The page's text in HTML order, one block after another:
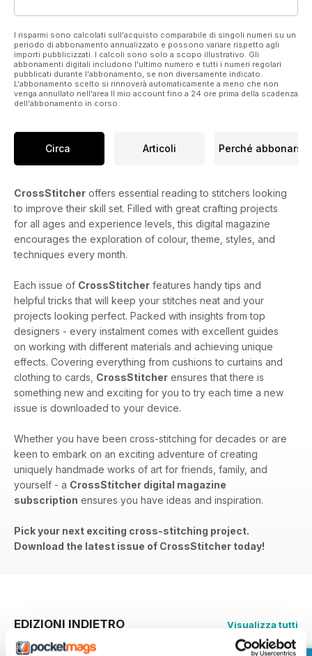
I risparmi sono calcolati sull'acquisto comparabile di singoli numeri su un
periodo di abbonamento annualizzato e possono variare rispetto agli
importi pubblicizzati. I calcoli sono solo a scopo illustrativo. Gli
abbonamenti digitali includono l'ultimo numero e tutti i numeri regolari
pubblicati durante l'abbonamento, se non diversamente indicato.
L'abbonamento scelto si rinnoverà automaticamente a meno che non
venga annullato nell'area Il mio account fino a 24 ore prima della scadenza
dell'abbonamento in corso.
Circa Articoli Perché abbonarsi
CrossStitcher offers essential reading to stitchers looking
to improve their skill set. Filled with great crafting projects
for all ages and experience levels, this digital magazine
encourages the exploration of colour, theme, styles, and
techniques every month.
Each issue of CrossStitcher features handy tips and
helpful tricks that will keep your stitches neat and your
projects looking perfect. Packed with insights from top
designers - every instalment comes with excellent guides
on working with different materials and achieving unique
effects. Covering everything from cushions to curtains and
clothing to cards, CrossStitcher ensures that there is
something new and exciting for you to try each time a new
issue is downloaded to your device.
Whether you have been cross-stitching for decades or are
keen to embark on an exciting adventure of creating
uniquely handmade works of art for friends, family, and
yourself - a CrossStitcher digital magazine
subscription ensures you have ideas and inspiration.
Pick your next exciting cross-stitching project.
Download the latest issue of CrossStitcher today!
EDIZIONI INDIETRO Visualizza tutti